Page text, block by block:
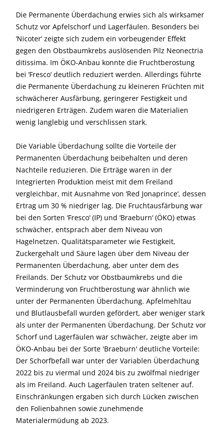
Die Permanente Überdachung erwies sich als wirksamer
Schutz vor Apfelschorf und Lagerfäulen. Besonders bei
‘Nicoter‘ zeigte sich zudem ein vorbeugender Effekt
gegen den Obstbaumkrebs auslösenden Pilz Neonectria
ditissima. Im ÖKO-Anbau konnte die Fruchtberostung
bei ‘Fresco‘ deutlich reduziert werden. Allerdings führte
die Permanente Überdachung zu kleineren Früchten mit
schwächerer Ausfärbung, geringerer Festigkeit und
niedrigeren Erträgen. Zudem waren die Materialien
wenig langlebig und verschlissen stark.
Die Variable Überdachung sollte die Vorteile der
Permanenten Überdachung beibehalten und deren
Nachteile reduzieren. Die Erträge waren in der
Integrierten Produktion meist mit dem Freiland
vergleichbar, mit Ausnahme von ‘Red Jonaprince‘, dessen
Ertrag um 30 % niedriger lag. Die Fruchtausfärbung war
bei den Sorten ‘Fresco‘ (IP) und ‘Braeburn‘ (ÖKO) etwas
schwächer, entsprach aber dem Niveau von
Hagelnetzen. Qualitätsparameter wie Festigkeit,
Zuckergehalt und Säure lagen über dem Niveau der
Permanenten Überdachung, aber unter dem des
Freilands. Der Schutz vor Obstbaumkrebs und die
Verminderung von Fruchtberostung war ähnlich wie
unter der Permanenten Überdachung. Apfelmehltau
und Blutlausbefall wurden gefördert, aber weniger stark
als unter der Permanenten Überdachung. Der Schutz vor
Schorf und Lagerfäulen war schwächer, zeigte aber im
ÖKO-Anbau bei der Sorte 'Braeburn' deutliche Vorteile:
Der Schorfbefall war unter der Variablen Überdachung
2022 bis zu viermal und 2024 bis zu zwölfmal niedriger
als im Freiland. Auch Lagerfäulen traten seltener auf.
Einschränkungen ergaben sich durch Lücken zwischen
den Folienbahnen sowie zunehmende
Materialermüdung ab 2023.